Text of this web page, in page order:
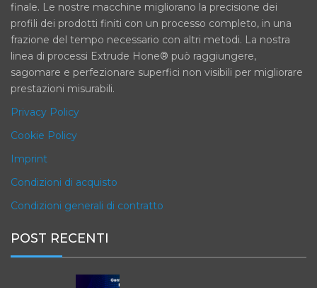
finale. Le nostre macchine migliorano la precisione dei
profili dei prodotti finiti con un processo completo, in una
frazione del tempo necessario con altri metodi. La nostra
linea di processi Extrude Hone® può raggiungere,
sagomare e perfezionare superfici non visibili per migliorare
prestazioni misurabili.
Privacy Policy
Cookie Policy
Imprint
Condizioni di acquisto
Condizioni generali di contratto
POST RECENTI